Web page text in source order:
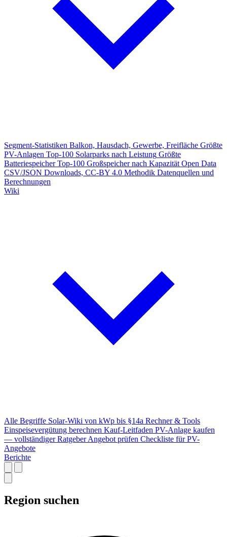
Segment-Statistiken Balkon, Hausdach, Gewerbe, Freifläche Größte
PV-Anlagen Top-100 Solarparks nach Leistung Größte
Batteriespeicher Top-100 Großspeicher nach Kapazität Open Data
CSV/JSON Downloads, CC-BY 4.0 Methodik Datenquellen und
Berechnungen
Wiki
Alle Begriffe Solar-Wiki von kWp bis §14a Rechner & Tools
Einspeisevergütung berechnen Kauf-Leitfaden PV-Anlage kaufen
— vollständiger Ratgeber Angebot prüfen Checkliste für PV-
Angebote
Berichte
Region suchen